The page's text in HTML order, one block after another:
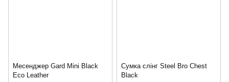
Месенджер Gard Mini Black
Eco Leather
Сумка слінг Steel Bro Chest
Black